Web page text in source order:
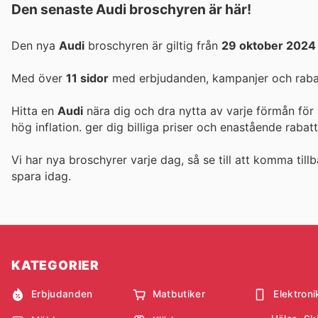
Den senaste Audi broschyren är här!
Den nya Audi broschyren är giltig från 29 oktober 2024
Med över 11 sidor med erbjudanden, kampanjer och
Hitta en Audi nära dig och dra nytta av varje förmån
hög inflation. ger dig billiga priser och enastående
Vi har nya broschyrer varje dag, så se till att komma
spara idag.
KATEGORIER
Erbjudanden Matbutiker